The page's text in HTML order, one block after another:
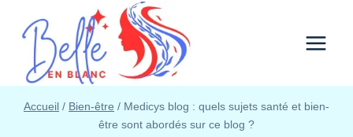
contenu
Accueil / Bien-être / Medicys blog : quels sujets santé et bien-
être sont abordés sur ce blog ?